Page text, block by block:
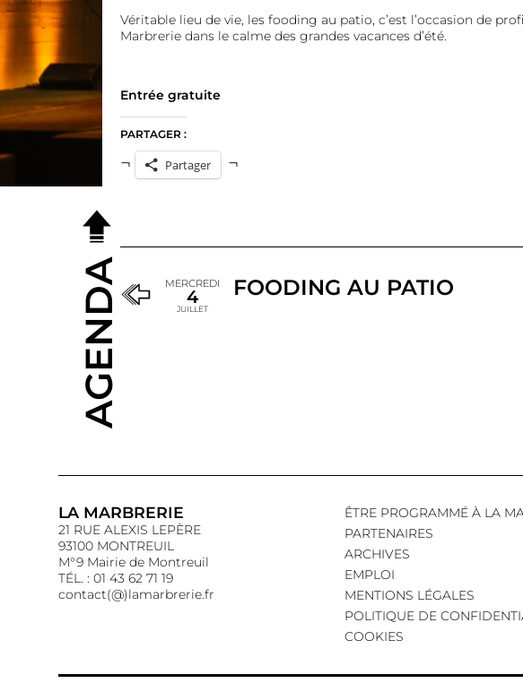
Véritable lieu de vie, les fooding au patio, c’est l’occasion de
Marbrerie dans le calme des grandes vacances d’été.
Entrée gratuite
PARTAGER :
Partager
MERCREDI
4
JUILLET
FOODING AU PATIO
AGENDA
LA MARBRERIE
21 RUE ALEXIS LEPÈRE
93100 MONTREUIL
M°9 Mairie de Montreuil
TÉL. : 01 43 62 71 19
contact(@)lamarbrerie.fr
ÊTRE PROGRAMMÉ À LA
PARTENAIRES
ARCHIVES
EMPLOI
MENTIONS LÉGALES
POLITIQUE DE
COOKIES